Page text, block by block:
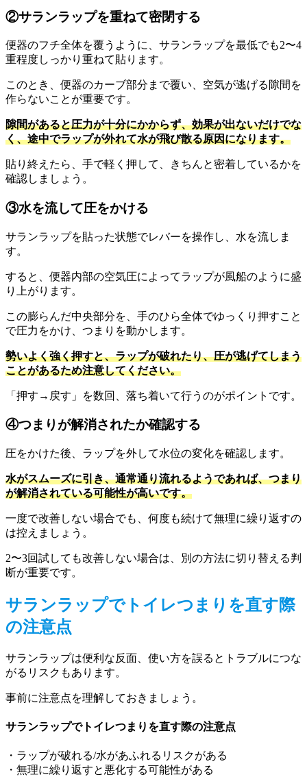
②サランラップを重ねて密閉する
便器のフチ全体を覆うように、サランラップを最低でも2〜4
重程度しっかり重ねて貼ります。
このとき、便器のカーブ部分まで覆い、空気が逃げる隙間を
作らないことが重要です。
隙間があると圧力が十分にかからず、効果が出ないだけでな
く、途中でラップが外れて水が飛び散る原因になります。
貼り終えたら、手で軽く押して、きちんと密着しているかを
確認しましょう。
③水を流して圧をかける
サランラップを貼った状態でレバーを操作し、水を流しま
す。
すると、便器内部の空気圧によってラップが風船のように盛
り上がります。
この膨らんだ中央部分を、手のひら全体でゆっくり押すこと
で圧力をかけ、つまりを動かします。
勢いよく強く押すと、ラップが破れたり、圧が逃げてしまう
ことがあるため注意してください。
「押す→戻す」を数回、落ち着いて行うのがポイントです。
④つまりが解消されたか確認する
圧をかけた後、ラップを外して水位の変化を確認します。
水がスムーズに引き、通常通り流れるようであれば、つまり
が解消されている可能性が高いです。
一度で改善しない場合でも、何度も続けて無理に繰り返すの
は控えましょう。
2〜3回試しても改善しない場合は、別の方法に切り替える判
断が重要です。
サランラップでトイレつまりを直す際
の注意点
サランラップは便利な反面、使い方を誤るとトラブルにつな
がるリスクもあります。
事前に注意点を理解しておきましょう。
サランラップでトイレつまりを直す際の注意点
・ラップが破れる/水があふれるリスクがある
・無理に繰り返すと悪化する可能性がある